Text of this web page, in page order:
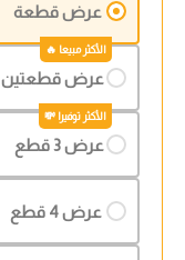
عرض قطعة
عرض قطعتين
عرض 3 قطع
عرض 4 قطع